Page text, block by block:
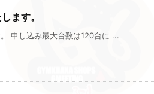
ます。
申し込み最大台数は120台に ...